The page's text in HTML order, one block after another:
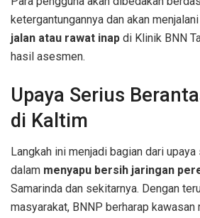
ketergantungannya dan akan menjalani
jalan atau rawat inap di Klinik BNN
hasil asesmen.
Upaya Serius
di Kaltim
Langkah ini menjadi bagian dari
dalam menyapu bersih jaringan
Samarinda dan sekitarnya. Dengan
masyarakat, BNNP berharap kawasan